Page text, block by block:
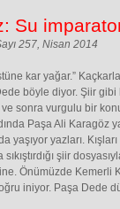
Su
257, Nisan 2014
kar yağar.”
böyle diyor. Şiir
ve sonra vurgulu bir
Paşa Ali Karagöz
yaşıyor yazları.
şiir
Önümüzde
iniyor. Paşa Dede